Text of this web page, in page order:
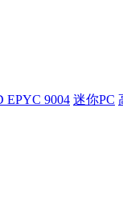
EPYC 9004 迷你PC